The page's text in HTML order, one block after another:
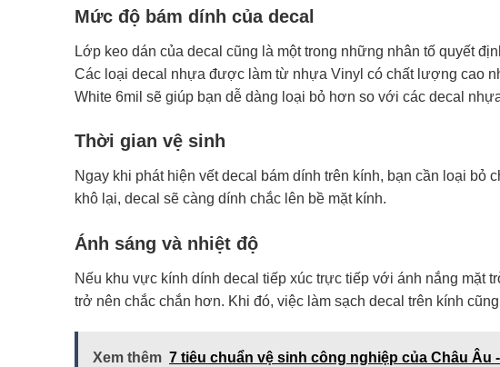
Mức độ bám dính của decal
Lớp keo dán của decal cũng là một trong những nhân tố quyết
Các loại decal nhựa được làm từ nhựa Vinyl có chất lượng cao
White 6mil sẽ giúp bạn dễ dàng loại bỏ hơn so với các decal
Thời gian vệ sinh
Ngay khi phát hiện vết decal bám dính trên kính, bạn cần loại bỏ
khô lại, decal sẽ càng dính chắc lên bề mặt kính.
Ánh sáng và nhiệt độ
Nếu khu vực kính dính decal tiếp xúc trực tiếp với ánh nắng mặt
trở nên chắc chắn hơn. Khi đó, việc làm sạch decal trên kính
Xem thêm 7 tiêu chuẩn vệ sinh công nghiệp của Châu